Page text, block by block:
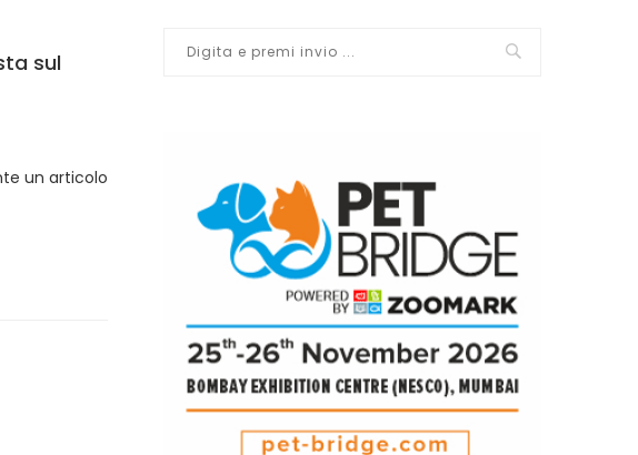
sul
un articolo